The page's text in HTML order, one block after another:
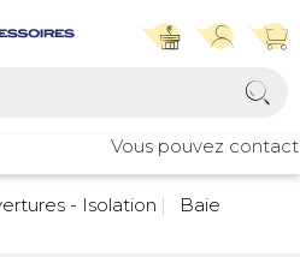
Vous pouvez
- Isolation Baie